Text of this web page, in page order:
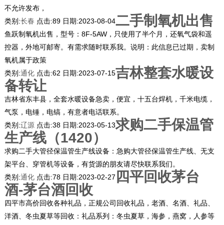
不允许发布，
类别:长春 点击:89 日期:2023-08-04二手制氧机出售
鱼跃制氧机出售，型号：8F-5AW，只使用了半个月，还氧气袋和遥
控器，外地可邮寄。有需求随时联系我。说明：此信息已过期，卖制
氧机属于政策
类别:通化 点击:62 日期:2023-07-15吉林整套水暖设
备转让
吉林省东丰县，全套水暖设备急卖，便宜，十五台焊机，千米电缆，
气泵，电锤，电镐，有意者电话联系。
类别:辽源 点击:38 日期:2023-05-13求购二手保温管
生产线（1420）
求购二手大管径保温管生产线设备：急购大管径保温管生产线、无支
架平台、穿管机等设备，有货源的朋友请尽快联系我们。
类别:通化 点击:78 日期:2023-02-27 四平回收茅台
酒-茅台酒回收
四平市高价回收各种礼品，正规公司回收礼品，老酒、名酒、礼品、
洋酒、冬虫夏草等回收：礼品系列：冬虫夏草，海参，燕窝，人参等